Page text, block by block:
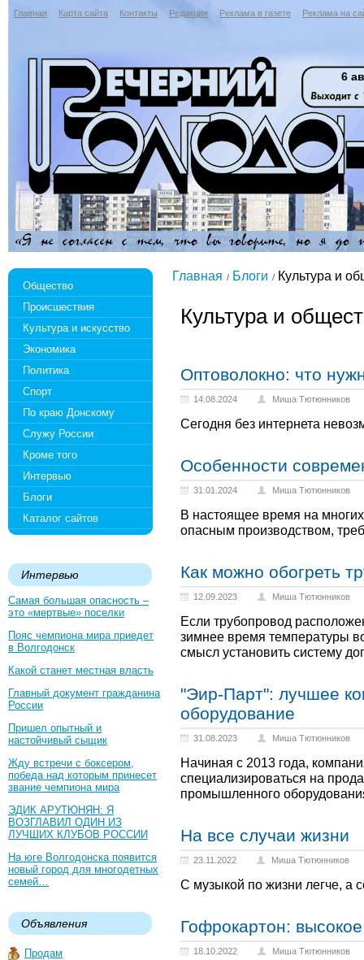
Главная Карта сайта Контакты Редакция Реклама в газете Реклама на
6
Общество
Происшествия
Культура и искусство
Экономика
Политика
Спорт
По краю Донскому
Служу России
Кроме того
Интервью
Блоги
Каталог сайтов
Интервью
Самая большая опасность –
это «мертвые» поселки
Пояс чемпиона мира приедет
в Волгодонск
Какой станет местная власть
Главный документ гражданина
России
Пришел опытный и
настойчивый сыщик
Жду встречи с боксером,
победа над которым принесет
звание чемпиона мира
ЭДИК АРУТЮНЯН: Я
ВОЗГЛАВИЛ ОДИН ИЗ
ЛУЧШИХ КЛУБОВ РОССИИ
На юге Волгодонска появится
новый город для многодетных
семей…
Объявления
Продам
Главная Блоги Культура и
Культура и
Оптоволокно: что
14.08.2024 Миша Тютюнников
Сегодня без интернета
Особенности
31.01.2024 Миша Тютюнников
В настоящее время на
опасным производством,
Как можно обогреть
12.09.2023 Миша Тютюнников
Если трубопровод
зимнее время температуры
смысл установить систему
"Эир-Парт": лучшее
оборудование
31.08.2023 Миша Тютюнников
Начиная с 2013 года,
специализироваться на
промышленного
На все случаи жизни
23.11.2022 Миша Тютюнников
С музыкой по жизни легче, а
Гофрокартон: высокое
18.10.2022 Миша Тютюнников